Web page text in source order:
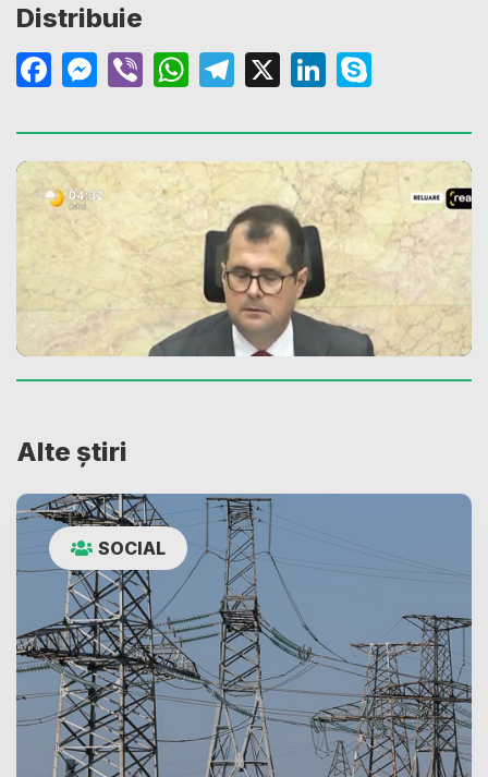
Distribuie
Facebook
Messenger
ViberWhatsApp
Telegram
X LinkedIn
Alte știri
SOCIAL